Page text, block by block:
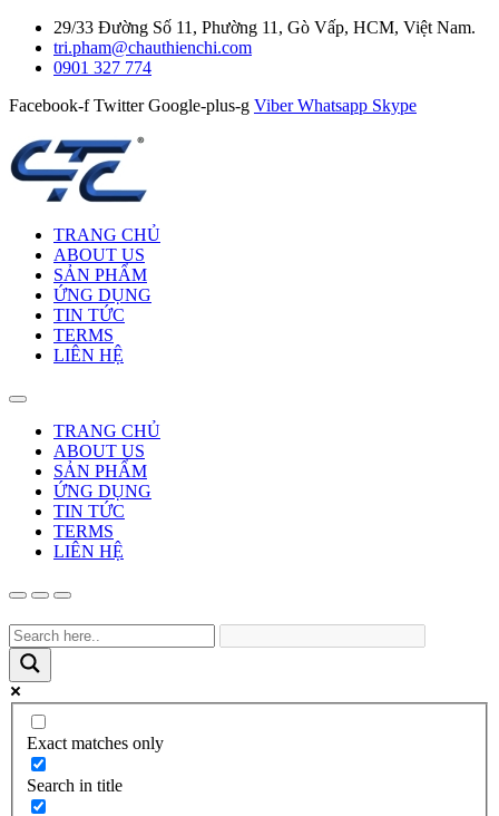
29/33 Đường Số 11, Phường 11, Gò Vấp, HCM, Việt Nam.
tri.pham@chauthienchi.com
0901 327 774
Facebook-f Twitter Google-plus-g Viber Whatsapp Skype
TRANG CHỦ
ABOUT US
SẢN PHẨM
ỨNG DỤNG
TIN TỨC
TERMS
LIÊN HỆ
TRANG CHỦ
ABOUT US
SẢN PHẨM
ỨNG DỤNG
TIN TỨC
TERMS
LIÊN HỆ
Exact matches only
Search in title